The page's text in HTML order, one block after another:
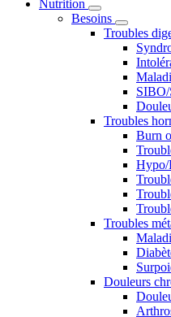
Nutrition
Besoins
Troubles
Troubles
Burn
Hypo/
Troubles
Douleurs